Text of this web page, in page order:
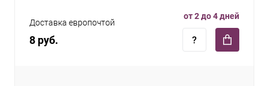
Доставка европочтой
8 руб.
от 2 до 4 дней